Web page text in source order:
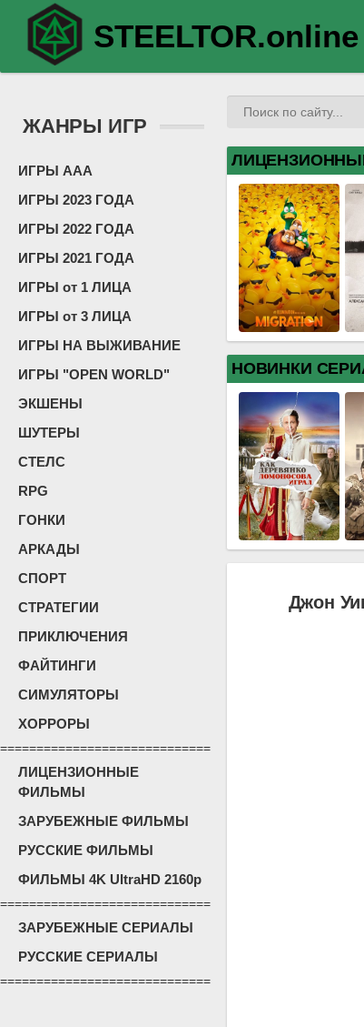
STEELTOR.online
ЖАНРЫ ИГР
ИГРЫ ААА
ИГРЫ 2023 ГОДА
ИГРЫ 2022 ГОДА
ИГРЫ 2021 ГОДА
ИГРЫ от 1 ЛИЦА
ИГРЫ от 3 ЛИЦА
ИГРЫ НА ВЫЖИВАНИЕ
ИГРЫ "OPEN WORLD"
ЭКШЕНЫ
ШУТЕРЫ
СТЕЛС
RPG
ГОНКИ
АРКАДЫ
СПОРТ
СТРАТЕГИИ
ПРИКЛЮЧЕНИЯ
ФАЙТИНГИ
СИМУЛЯТОРЫ
ХОРРОРЫ
=============================
ЛИЦЕНЗИОННЫЕ
ФИЛЬМЫ
ЗАРУБЕЖНЫЕ ФИЛЬМЫ
РУССКИЕ ФИЛЬМЫ
ФИЛЬМЫ 4K UltraHD 2160p
=============================
ЗАРУБЕЖНЫЕ СЕРИАЛЫ
РУССКИЕ СЕРИАЛЫ
=============================
НОВИНКИ
Джон